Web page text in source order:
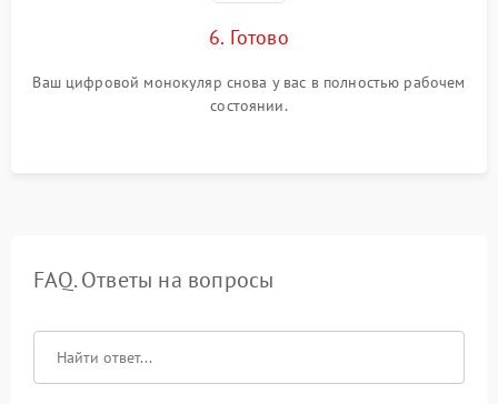
6. Готово
Ваш цифровой монокуляр снова у вас в полностью рабочем
состоянии.
FAQ. Ответы на вопросы